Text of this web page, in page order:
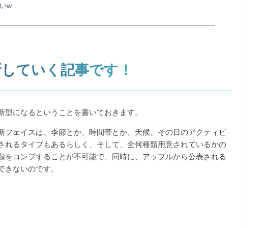
w
ていく記事です！
になるということを書いておきます。
フェイスは、季節とか、時間帯とか、天候、その日のアクティビ
れるタイプもあるらしく、そして、全何種類用意されているかの
をコンプすることが不可能で、同時に、アップルから公表される
ないのです。